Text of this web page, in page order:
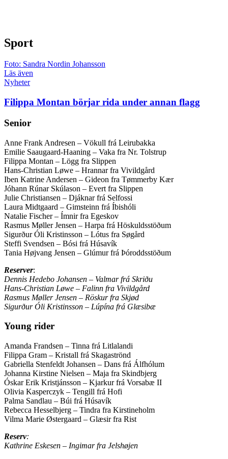
Sport
Foto: Sandra Nordin Johansson
Läs även
Nyheter
Filippa Montan börjar rida under annan flagg
Senior
Anne Frank Andresen – Vökull frá Leirubakka
Emilie Saaugaard-Haaning – Vaka fra Nr. Tolstrup
Filippa Montan – Lögg fra Slippen
Hans-Christian Løwe – Hrannar fra Vivildgård
Iben Katrine Andersen – Gideon fra Tømmerby Kær
Jóhann Rúnar Skúlason – Evert fra Slippen
Julie Christiansen – Djáknar frá Selfossi
Laura Midtgaard – Gimsteinn frá Íbishóli
Natalie Fischer – Ímnir fra Egeskov
Rasmus Møller Jensen – Harpa frá Höskuldsstöðum
Sigurður Óli Kristinsson – Lótus fra Søgård
Steffi Svendsen – Bósi frá Húsavík
Tania Højvang Jensen – Glúmur frá Þóroddsstöðum
Reserver:
Dennis Hedebo Johansen – Valmar frá Skriðu
Hans-Christian Løwe – Falinn fra Vivildgård
Rasmus Møller Jensen – Röskur fra Skjød
Sigurður Óli Kristinsson – Lúpína frá Glæsibæ
Young rider
Amanda Frandsen – Tinna frá Litlalandi
Filippa Gram – Kristall frá Skagaströnd
Gabriella Stenfeldt Johansen – Dans frá Álfhólum
Johanna Kirstine Nielsen – Maja fra Skindbjerg
Óskar Erik Kristjánsson – Kjarkur frá Vorsabæ II
Olivia Kasperczyk – Tengill frá Hofi
Palma Sandlau – Búi frá Húsavík
Rebecca Hesselbjerg – Tindra fra Kirstineholm
Vilma Marie Østergaard – Glæsir fra Rist
Reserv:
Kathrine Eskesen – Ingimar fra Jelshøjen